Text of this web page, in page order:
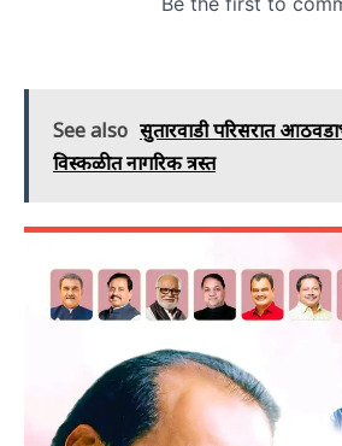
See also सुतारवाडी परिसरात
विस्कळीत नागरिक त्रस्त